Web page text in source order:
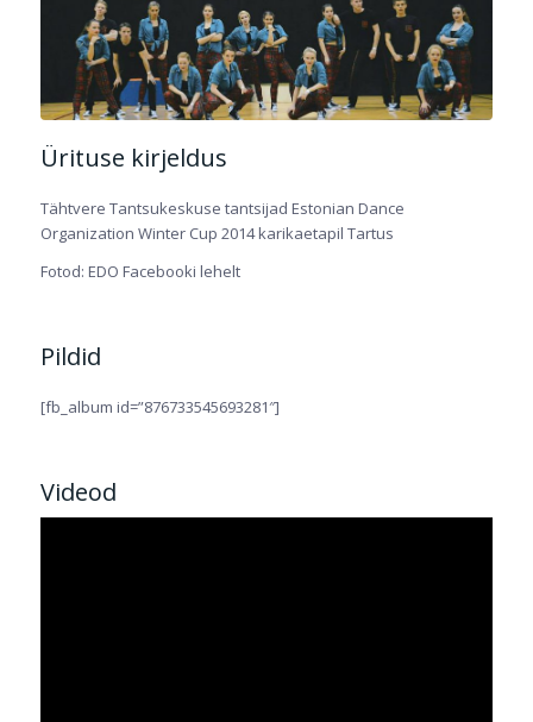
Ürituse kirjeldus
Tähtvere Tantsukeskuse tantsijad Estonian Dance
Organization Winter Cup 2014 karikaetapil Tartus
Fotod: EDO Facebooki lehelt
Pildid
[fb_album id=”876733545693281″]
Videod